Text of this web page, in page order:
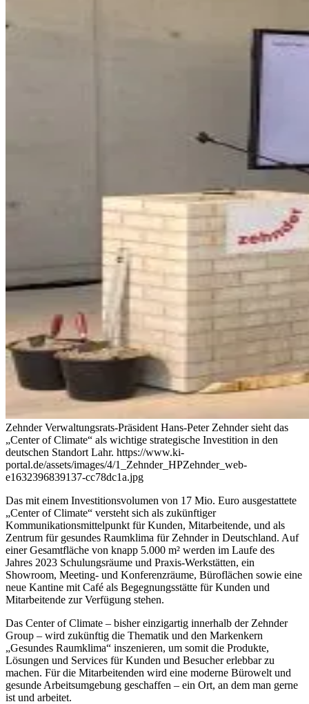
Zehnder Verwaltungsrats-Präsident Hans-Peter Zehnder sieht das
„Center of Climate“ als wichtige strategische Investition in den
deutschen Standort Lahr. https://www.ki-
portal.de/assets/images/4/1_Zehnder_HPZehnder_web-
e1632396839137-cc78dc1a.jpg
Das mit einem Investitionsvolumen von 17 Mio. Euro ausgestattete
„Center of Climate“ versteht sich als zukünftiger
Kommunikationsmittelpunkt für Kunden, Mitarbeitende, und als
Zentrum für gesundes Raumklima für Zehnder in Deutschland. Auf
einer Gesamtfläche von knapp 5.000 m² werden im Laufe des
Jahres 2023 Schulungsräume und Praxis-Werkstätten, ein
Showroom, Meeting- und Konferenzräume, Büroflächen sowie eine
neue Kantine mit Café als Begegnungsstätte für Kunden und
Mitarbeitende zur Verfügung stehen.
Das Center of Climate – bisher einzigartig innerhalb der Zehnder
Group – wird zukünftig die Thematik und den Markenkern
„Gesundes Raumklima“ inszenieren, um somit die Produkte,
Lösungen und Services für Kunden und Besucher erlebbar zu
machen. Für die Mitarbeitenden wird eine moderne Bürowelt und
gesunde Arbeitsumgebung geschaffen – ein Ort, an dem man gerne
ist und arbeitet.